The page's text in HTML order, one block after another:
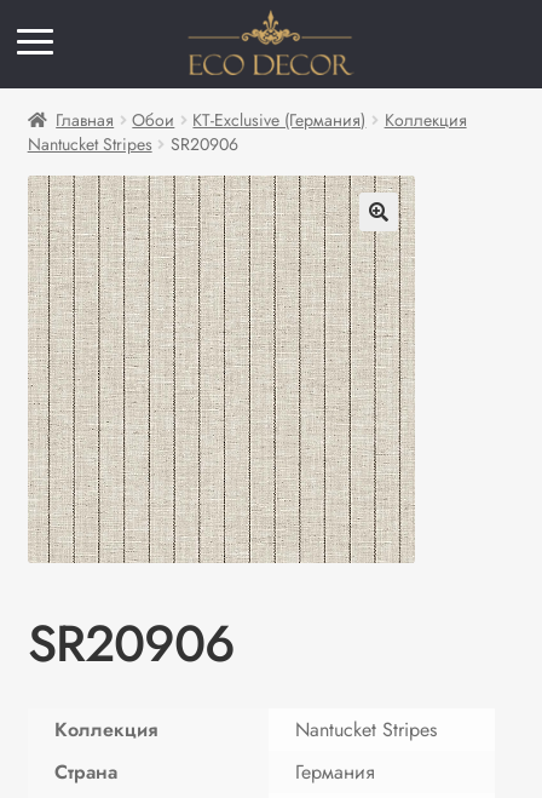
Главная Обои KT-Exclusive (Германия)
Коллекция
Nantucket Stripes
SR20906
SR20906
Коллекция
Nantucket Stripes
Страна
Германия